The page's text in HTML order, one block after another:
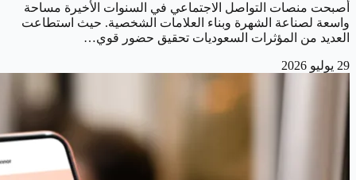
أصبحت منصات التواصل الاجتماعي في السنوات الأخيرة مساحة
واسعة لصناعة الشهرة وبناء العلامات الشخصية. حيث استطاعت
العديد من المؤثرات السعوديات تحقيق حضور قوي…
29 يوليو 2026